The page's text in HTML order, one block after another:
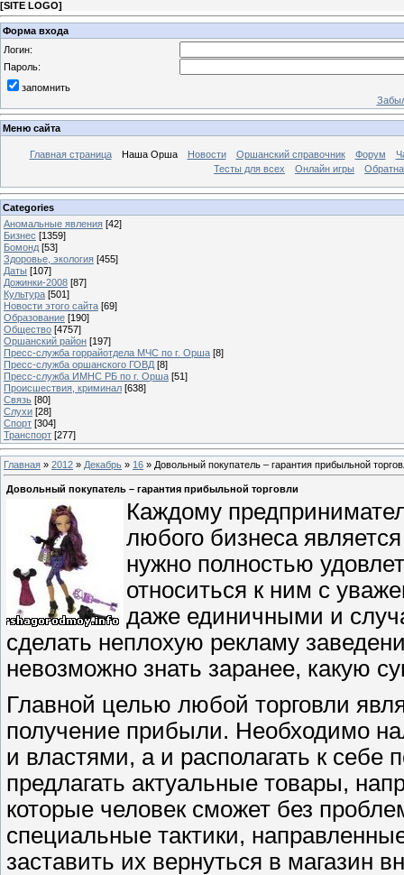
[SITE LOGO]
Форма входа
Логин:
Пароль:
запомнить
Меню сайта
Главная страница Наша Орша Новости Оршанский справочник Форум
Тесты для всех
Онлайн игры
Categories
Аномальные явления [42]
Бизнес [1359]
Бомонд [53]
Здоровье, экология [455]
Даты [107]
Дожинки-2008 [87]
Культура [501]
Новости этого сайта [69]
Образование [190]
Общество [4757]
Оршанский район [197]
Пресс-служба горрайотдела МЧС по г. Орша [8]
Пресс-служба оршанского ГОВД [8]
Пресс-служба ИМНС РБ по г. Орша [51]
Проиcшествия, криминал [638]
Связь [80]
Слухи [28]
Спорт [304]
Транспорт [277]
Главная » 2012 » Декабрь » 16 » Довольный покупатель – гарантия прибыльной
Довольный покупатель – гарантия прибыльной торговли
Каждому
любого бизнеса
нужно полностью
относиться к ним с
даже единичными и
сделать неплохую рекламу
невозможно знать заранее, какую
Главной целью любой торговли
получение прибыли. Необходимо
и властями, а и располагать к себе
предлагать актуальные товары,
которые человек сможет без
специальные тактики,
заставить их вернуться в магазин